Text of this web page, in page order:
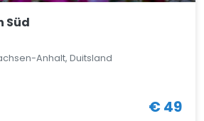
Süd
Anhalt, Duitsland
€ 49